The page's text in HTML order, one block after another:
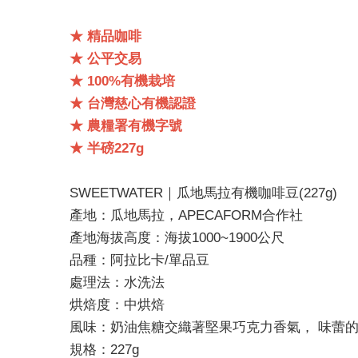
★ 精品咖啡
★ 公平交易
★ 100%有機栽培
★ 台灣慈心有機認證
★ 農糧署有機字號
★ 半磅227g
SWEETWATER｜瓜地馬拉有機咖啡豆(227g)
產地：瓜地馬拉，APECAFORM合作社
產地海拔高度：海拔1000~1900公尺
品種：阿拉比卡/單品豆
處理法：水洗法
烘焙度：中烘焙
風味：奶油焦糖交織著堅果巧克力香氣， 味蕾
規格：227g